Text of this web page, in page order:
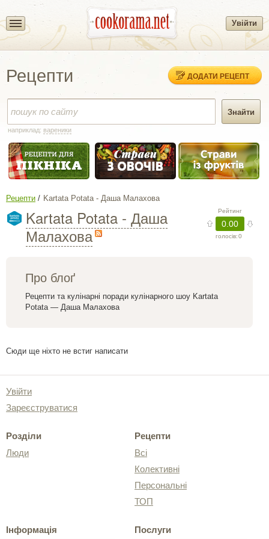
Увійти
Рецепти ДОДАТИ РЕЦЕПТ
наприклад: вареники
Рецепти Kartata Potata - Даша Малахова
Рейтинг
0.00
голосів: 0
Kartata Potata - Даша
Малахова
Про блоґ
Рецепти та кулінарні поради кулінарного шоу Kartata
Potata — Даша Малахова
Сюди ще ніхто не встиг написати
Увійти
Зареєструватися
Розділи
Люди
Рецепти
Всі
Колективні
Персональні
ТОП
Інформація Послуги